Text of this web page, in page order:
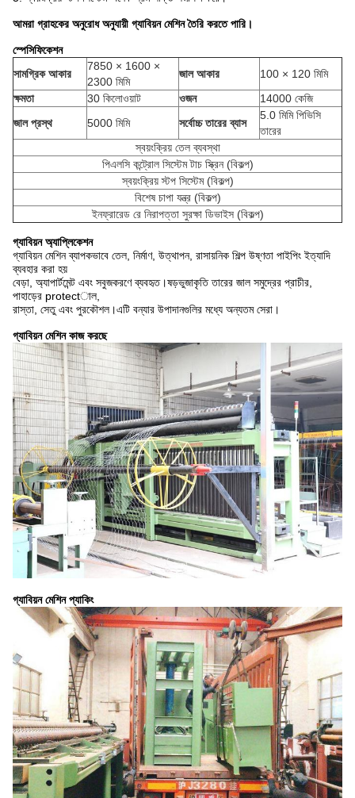
আমরা গ্রাহকের অনুরোধ অনুযায়ী গ্যাবিয়ন মেশিন তৈরি করতে পারি।
স্পেসিফিকেশন
সামগ্রিক আকার
7850 × 1600 ×
2300 মিমি
জাল আকার
100 × 120 মিমি
ক্ষমতা
30 কিলোওয়াট ওজন
14000 কেজি
জাল প্রস্থ
5000 মিমি সর্বোচ্চ তারের ব্যাস
5.0 মিমি পিভিসি
তারের
স্বয়ংক্রিয় তেল ব্যবস্থা
পিএলসি কন্ট্রোল সিস্টেম টাচ স্ক্রিন (বিকল্প)
স্বয়ংক্রিয় স্টপ সিস্টেম (বিকল্প)
বিশেষ চাপা যন্ত্র (বিকল্প)
ইনফ্রারেড রে নিরাপত্তা সুরক্ষা ডিভাইস (বিকল্প)
গ্যাবিয়ন অ্যাপ্লিকেশন
গ্যাবিয়ন মেশিন ব্যাপকভাবে তেল, নির্মাণ, উত্থাপন, রাসায়নিক শিল্প উষ্ণতা পাইপিং ইত্যাদি
ব্যবহার করা হয়
বেড়া, অ্যাপার্টমেন্ট এবং সবুজকরণে ব্যবহৃত।ষড়ভুজাকৃতি তারের জাল সমুদ্রের প্রাচীর,
পাহাড়ের protectাল,
রাস্তা, সেতু এবং পুরকৌশল।এটি বন্যার উপাদানগুলির মধ্যে অন্যতম সেরা।
গ্যাবিয়ন মেশিন কাজ করছে
গ্যাবিয়ন মেশিন প্যাকিং